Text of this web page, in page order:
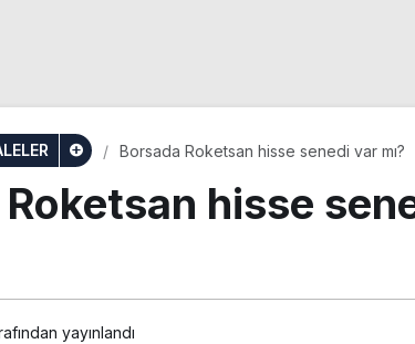
Borsada Roketsan hisse senedi var mı?
hisse
yayınlandı